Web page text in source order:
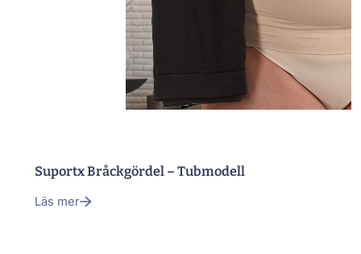
Suportx Bråckgördel – Tubmodell
Läs mer